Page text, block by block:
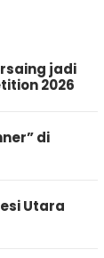
jadi
2026
di
Utara